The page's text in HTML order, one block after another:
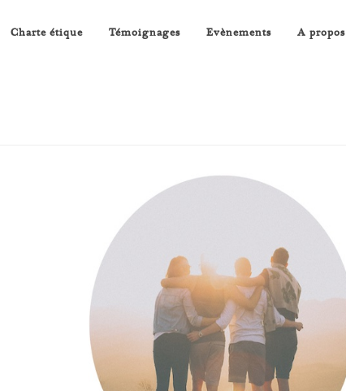
Charte étique Témoignages Evènements A propos